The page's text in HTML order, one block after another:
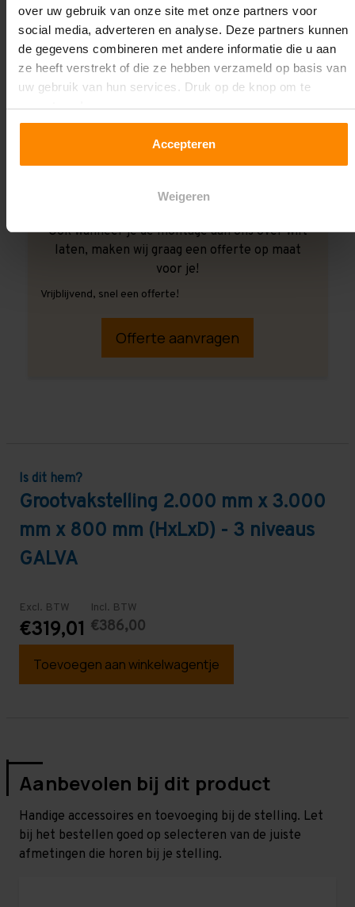
over uw gebruik van onze site met onze partners voor
social media, adverteren en analyse. Deze partners kunnen
de gegevens combineren met andere informatie die u aan
ze heeft verstrekt of die ze hebben verzameld op basis van
uw gebruik van hun services. Druk op de knop om te
accepteren!
Accepteren
Weigeren
Ook wanneer je de montage aan ons over wilt
laten, maken wij graag een offerte op maat
voor je!
Vrijblijvend, snel een offerte!
Offerte aanvragen
Is dit hem?
Grootvakstelling 2.000 mm x 3.000
mm x 800 mm (HxLxD) - 3 niveaus
GALVA
Excl. BTW
€319,01
Incl. BTW
€386,00
Toevoegen aan winkelwagentje
Aanbevolen bij dit product
Handige accessoires en toevoeging bij de stelling. Let
bij het bestellen goed op selecteren van de juiste
afmetingen die horen bij je stelling.